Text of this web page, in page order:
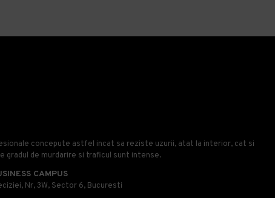
concepute astfel incat sa reziste uzurii, atat la interior, cat si
gradul de murdarire si traficul sunt intense.
CAMPUS
Nr, 3W, Sector 6, Bucuresti